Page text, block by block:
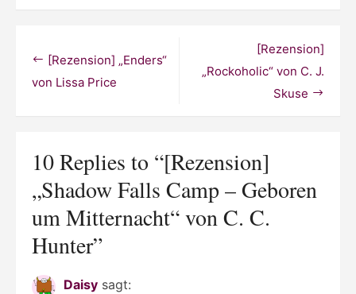
Geboren
Beitragsnavigation
[Rezension]
„Rockoholic“ von C. J.
Skuse
[Rezension] „Enders“
von Lissa Price
10 Replies to “[Rezension]
„Shadow Falls Camp – Geboren
um Mitternacht“ von C. C.
Hunter”
Daisy sagt: